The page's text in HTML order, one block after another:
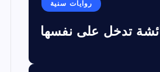
روايات سنية
تدخل على نفسها